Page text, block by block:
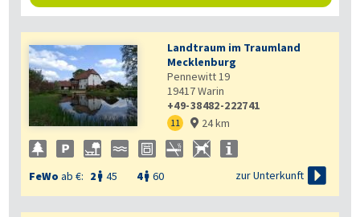
Landtraum im Traumland
Mecklenburg
Pennewitt 19
19417Warin
+49-38482-222741
11  24 km
FeWo ab €: 2  45 4 60 zur Unterkunft 